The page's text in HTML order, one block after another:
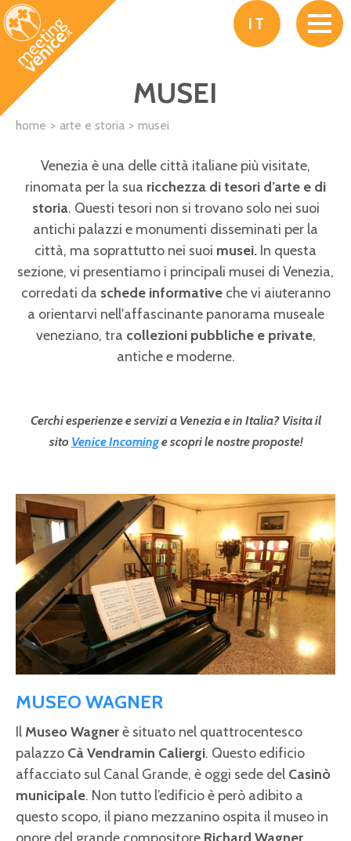
Salta al contenuto principale
IT
MUSEI
home arte e storia musei
Venezia è una delle città italiane più visitate,
rinomata per la sua ricchezza di tesori d’arte e di
storia. Questi tesori non si trovano solo nei suoi
antichi palazzi e monumenti disseminati per la
città, ma soprattutto nei suoi musei. In questa
sezione, vi presentiamo i principali musei di Venezia,
corredati da schede informativeche vi aiuteranno
a orientarvi nell'affascinante panorama museale
veneziano, tra collezioni pubbliche e private,
antiche e moderne.
Cerchi esperienze e servizi a Venezia e in Italia? Visita il
sito Venice Incominge scopri le nostre proposte!
MUSEO WAGNER
Il Museo Wagnerè situato nel quattrocentesco
palazzo Cà Vendramin Caliergi. Questo edificio
affacciato sul Canal Grande, è oggi sede del Casinò
municipale. Non tutto l’edificio è però adibito a
questo scopo, il piano mezzanino ospita il museo in
Pagine